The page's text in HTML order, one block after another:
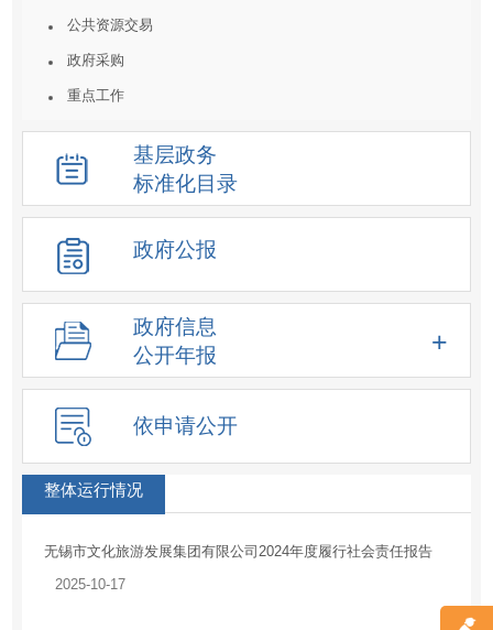
公共资源交易
政府采购
重点工作
统计数据及解读
重大决策预公开
建议提案结果公开
人事信息
重大项目
价格收费
重大民生信息
新闻发布会
化解过剩产能工作信息
降低要素成本信息
征地信息
房屋征收
土地供应
住房保障
基层政务
标准化目录
政府公报
政府信息
公开年报
依申请公开
整体运行情况
无锡市文化旅游发展集团有限公司2024年度履行社会责任报告
2025-10-17